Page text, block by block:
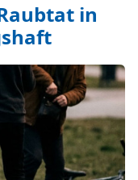
in